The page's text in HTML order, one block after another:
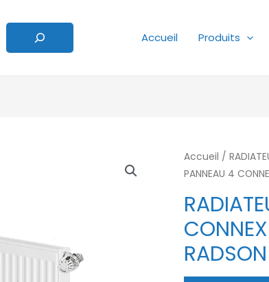
Accueil
Produits
Accueil /
PANNEAU 4
RADSON